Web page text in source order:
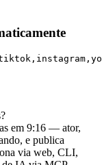
em 9:16 — ator,
e publica
via web, CLI,